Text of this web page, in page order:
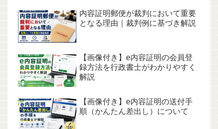
内容証明郵便が裁判において重要
となる理由｜裁判例に基づき解説
【画像付き】e内容証明の会員登
録方法を行政書士がわかりやすく
解説
【画像付き】e内容証明の送付手
順（かんたん差出し）について